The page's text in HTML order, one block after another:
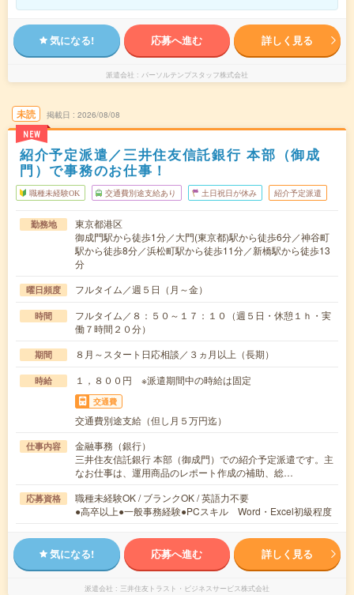
気になる! 応募へ進む 詳しく見る
派遣会社 パーソルテンプスタッフ株式会社
未読
NEW
掲載日 2026/08/08
紹介予定派遣／三井住友信託銀行 本部（御成
門）で事務のお仕事！
職種未経験OK 交通費別途支給あり 土日祝日が休み 紹介予定派遣
勤務地
東京都港区
御成門駅から徒歩1分／大門(東京都)駅から徒歩6分／神谷町
駅から徒歩8分／浜松町駅から徒歩11分／新橋駅から徒歩13
分
曜日頻度 フルタイム／週５日（月～金）
時間
フルタイム／８：５０～１７：１０（週５日・休憩１ｈ・実
働７時間２０分）
期間 ８月～スタート日応相談／３ヵ月以上（長期）
時給 １，８００円 ※派遣期間中の時給は固定
交通費
交通費別途支給（但し月５万円迄）
仕事内容
金融事務（銀行）
三井住友信託銀行 本部（御成門）での紹介予定派遣です。主
なお仕事は、運用商品のレポート作成の補助、総…
応募資格
職種未経験OK / ブランクOK / 英語力不要
●高卒以上●一般事務経験●PCスキル Word・Excel初級程度
気になる! 応募へ進む 詳しく見る
派遣会社 三井住友トラスト・ビジネスサービス株式会社